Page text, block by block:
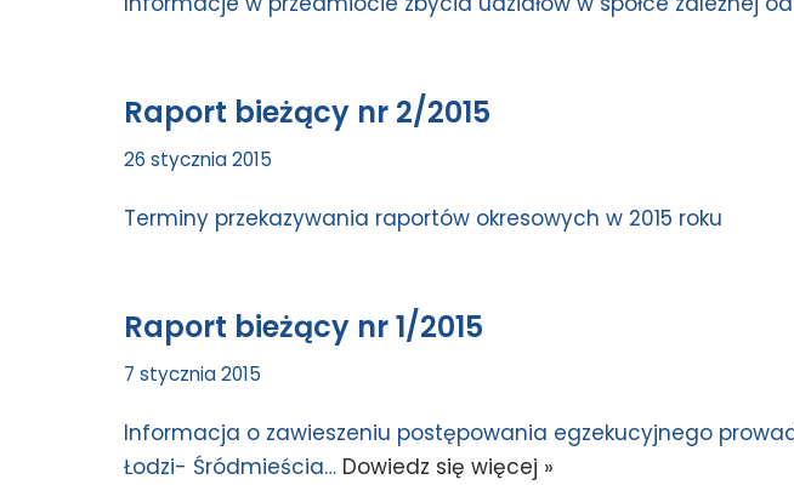
Raport bieżący nr 2/2015
26 stycznia 2015
Terminy przekazywania raportów okresowych w 2015 roku
Raport bieżący nr 1/2015
7 stycznia 2015
Informacja o zawieszeniu postępowania egzekucyjnego
Łodzi- Śródmieścia… Dowiedz się więcej »